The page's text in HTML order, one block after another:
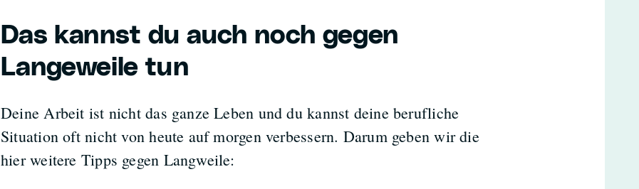
Das kannst du auch noch gegen
Langeweile tun
Deine Arbeit ist nicht das ganze Leben und du kannst deine berufliche
Situation oft nicht von heute auf morgen verbessern. Darum geben wir die
hier weitere Tipps gegen Langweile: